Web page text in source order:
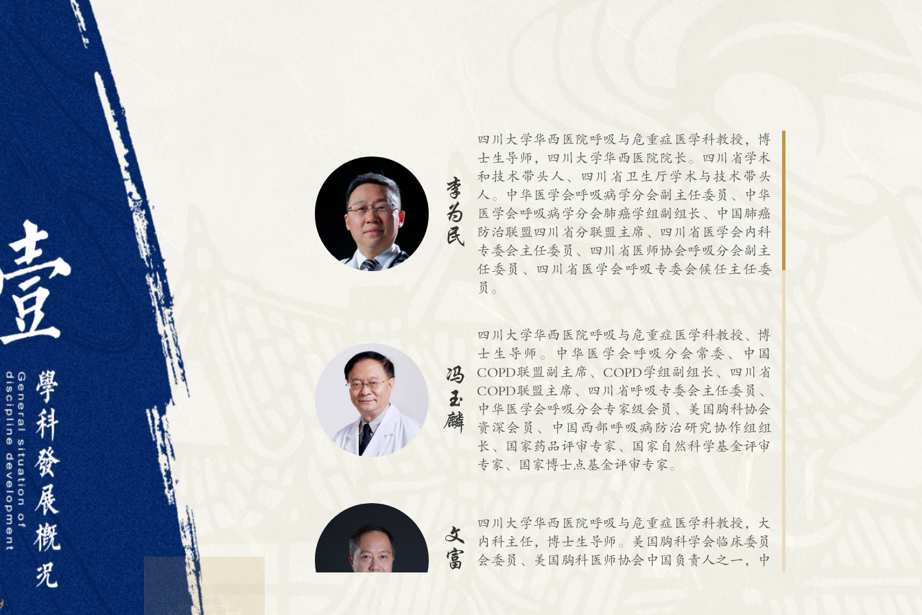
李
为
民
四川大学华西医院呼吸与危重症医学科教授，博
士生导师，四川大学华西医院院长。四川省学术
和技术带头人、四川省卫生厅学术与技术带头
人。中华医学会呼吸病学分会副主任委员、中华
医学会呼吸病学分会肺癌学组副组长、中国肺癌
防治联盟四川省分联盟主席、四川省医学会内科
专委会主任委员、四川省医师协会呼吸分会副主
任委员、四川省医学会呼吸专委会候任主任委
员。
冯
玉
麟
四川大学华西医院呼吸与危重症医学科教授、博
士生导师。中华医学会呼吸分会常委、中国
COPD联盟副主席、COPD学组副组长、四川省
COPD联盟主席、四川省呼吸专委会主任委员、
中华医学会呼吸分会专家级会员、美国胸科协会
资深会员、中国西部呼吸病防治研究协作组组
长、国家药品评审专家、国家自然科学基金评审
专家、国家博士点基金评审专家。
文
富
四川大学华西医院呼吸与危重症医学科教授，大
内科主任，博士生导师。美国胸科学会临床委员
会委员、美国胸科医师协会中国负责人之一，中